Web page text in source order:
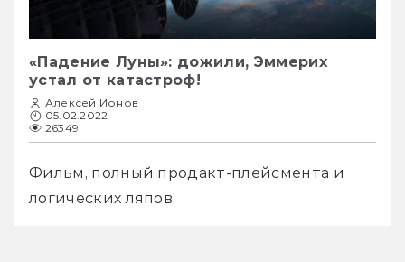
«Падение Луны»: дожили, Эммерих
устал от катастроф!
Алексей Ионов
05.02.2022
26349
Фильм, полный продакт-плейсмента и
логических ляпов.